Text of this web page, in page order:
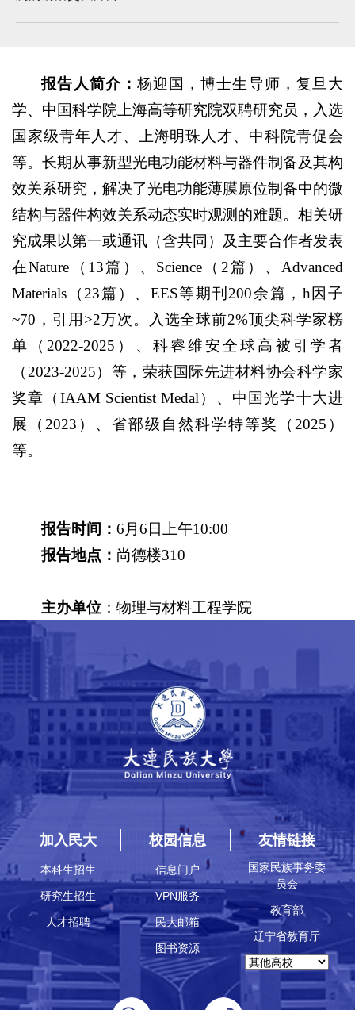
报告人简介： 杨迎国，博士生导师，复旦大
学、中国科学院上海高等研究院双聘研究员，入选
国家级青年人才、上海明珠人才、中科院青促会
等。长期从事新型光电功能材料与器件制备及其构
效关系研究，解决了光电功能薄膜原位制备中的微
结构与器件构效关系动态实时观测的难题。相关研
究成果以第一或通讯（含共同）及主要合作者发表
在Nature（13篇）、Science（2篇）、Advanced
Materials（23篇）、EES等期刊200余篇，h因子
~70，引用>2万次。入选全球前2%顶尖科学家榜
单（2022-2025）、科睿维安全球高被引学者
（2023-2025）等，荣获国际先进材料协会科学家
奖章（IAAM Scientist Medal）、中国光学十大进
展（2023）、省部级自然科学特等奖（2025）
等。
报告时间：6月6日上午10:00
报告地点： 尚德楼310
主办单位 ：物理与材料工程学院
加入民大
本科生招生
研究生招生
人才招聘
校园信息
信息门户
VPN服务
民大邮箱
图书资源
友情链接
国家民族事务委
员会
教育部
辽宁省教育厅